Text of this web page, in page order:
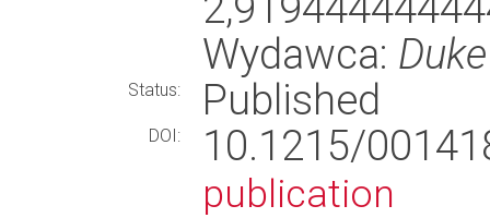
Wydawca:
Status: Published
DOI: 10.1215/
publication